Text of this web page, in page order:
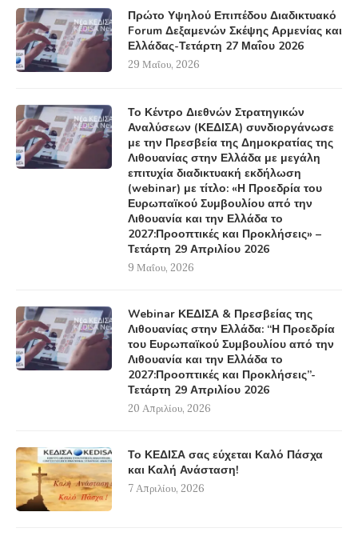
Πρώτο Υψηλού Επιπέδου Διαδικτυακό
Forum Δεξαμενών Σκέψης Αρμενίας και
Ελλάδας-Τετάρτη 27 Μαΐου 2026
29 Μαΐου, 2026
Το Κέντρο Διεθνών Στρατηγικών
Αναλύσεων (ΚΕΔΙΣΑ) συνδιοργάνωσε
με την Πρεσβεία της Δημοκρατίας της
Λιθουανίας στην Ελλάδα με μεγάλη
επιτυχία διαδικτυακή εκδήλωση
(webinar) με τίτλο: «Η Προεδρία του
Ευρωπαϊκού Συμβουλίου από την
Λιθουανία και την Ελλάδα το
2027:Προοπτικές και Προκλήσεις» –
Τετάρτη 29 Απριλίου 2026
9 Μαΐου, 2026
Webinar ΚΕΔΙΣΑ & Πρεσβείας της
Λιθουανίας στην Ελλάδα: “Η Προεδρία
του Ευρωπαϊκού Συμβουλίου από την
Λιθουανία και την Ελλάδα το
2027:Προοπτικές και Προκλήσεις”-
Τετάρτη 29 Απριλίου 2026
20 Απριλίου, 2026
Το ΚΕΔΙΣΑ σας εύχεται Καλό Πάσχα
και Καλή Ανάσταση!
7 Απριλίου, 2026